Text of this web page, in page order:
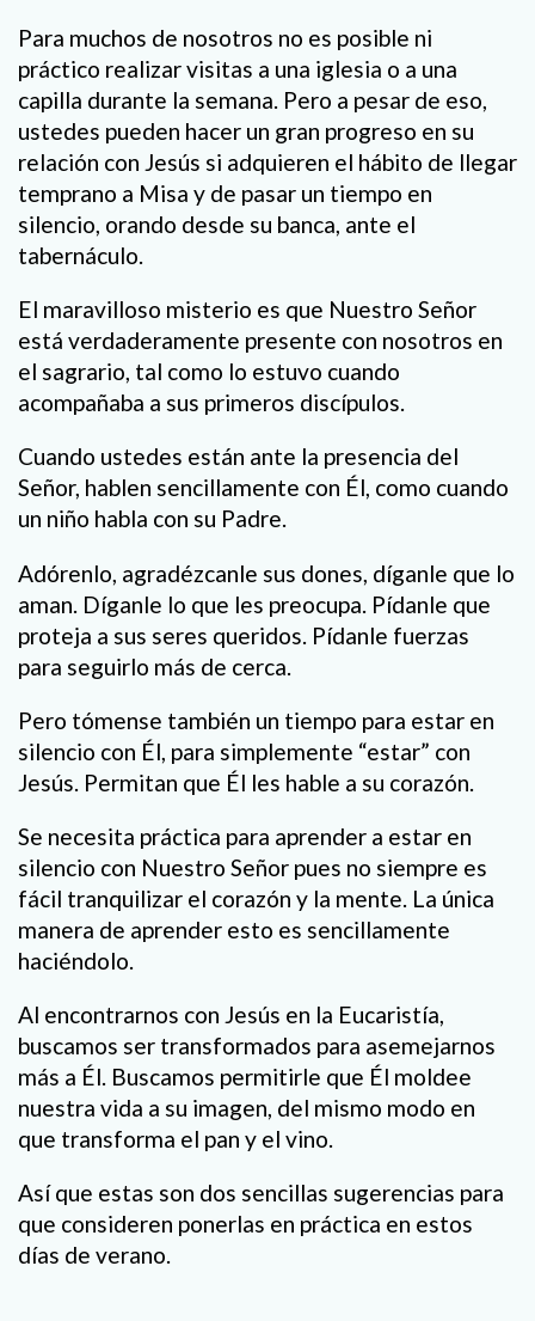
Para muchos de nosotros no es posible ni
práctico realizar visitas a una iglesia o a una
capilla durante la semana. Pero a pesar de eso,
ustedes pueden hacer un gran progreso en su
relación con Jesús si adquieren el hábito de llegar
temprano a Misa y de pasar un tiempo en
silencio, orando desde su banca, ante el
tabernáculo.
El maravilloso misterio es que Nuestro Señor
está verdaderamente presente con nosotros en
el sagrario, tal como lo estuvo cuando
acompañaba a sus primeros discípulos.
Cuando ustedes están ante la presencia del
Señor, hablen sencillamente con Él, como cuando
un niño habla con su Padre.
Adórenlo, agradézcanle sus dones, díganle que lo
aman. Díganle lo que les preocupa. Pídanle que
proteja a sus seres queridos. Pídanle fuerzas
para seguirlo más de cerca.
Pero tómense también un tiempo para estar en
silencio con Él, para simplemente “estar” con
Jesús. Permitan que Él les hable a su corazón.
Se necesita práctica para aprender a estar en
silencio con Nuestro Señor pues no siempre es
fácil tranquilizar el corazón y la mente. La única
manera de aprender esto es sencillamente
haciéndolo.
Al encontrarnos con Jesús en la Eucaristía,
buscamos ser transformados para asemejarnos
más a Él. Buscamos permitirle que Él moldee
nuestra vida a su imagen, del mismo modo en
que transforma el pan y el vino.
Así que estas son dos sencillas sugerencias para
que consideren ponerlas en práctica en estos
días de verano.